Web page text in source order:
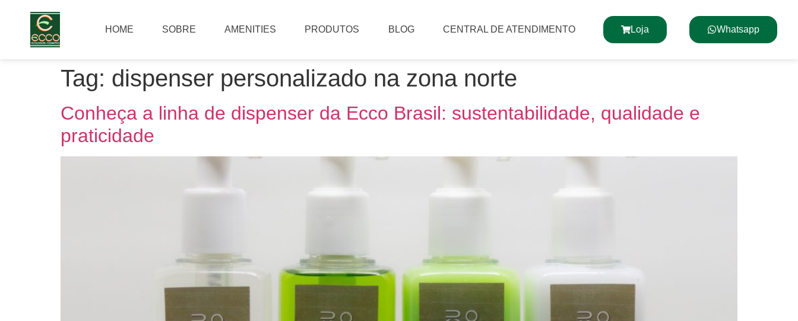
HOME SOBRE AMENITIES PRODUTOS BLOG CENTRAL DE ATENDIMENTO Loja Whatsapp
Tag: dispenser personalizado na zona norte
Conheça a linha de dispenser da Ecco Brasil: sustentabilidade, qualidade e
praticidade